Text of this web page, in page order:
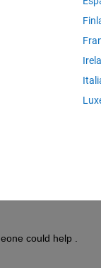
like this but it didnt
+ (Array1(b-1) *
could help .